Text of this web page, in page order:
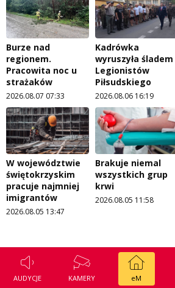
AUDYCJE KAMERY eM
Burze nad
regionem.
Pracowita noc u
strażaków
2026.08.07 07:33
Kadrówka
wyruszyła śladem
Legionistów
Piłsudskiego
2026.08.06 16:19
W województwie
świętokrzyskim
pracuje najmniej
imigrantów
2026.08.05 13:47
Brakuje niemal
wszystkich grup
krwi
2026.08.05 11:58